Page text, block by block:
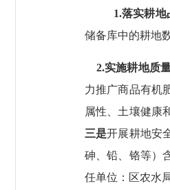
1.落实耕地
储备库中的耕地
2.实施耕地质
力推广商品有机
属性、土壤健康
三是开展耕地安
砷、铅、铬等）
任单位：区农水